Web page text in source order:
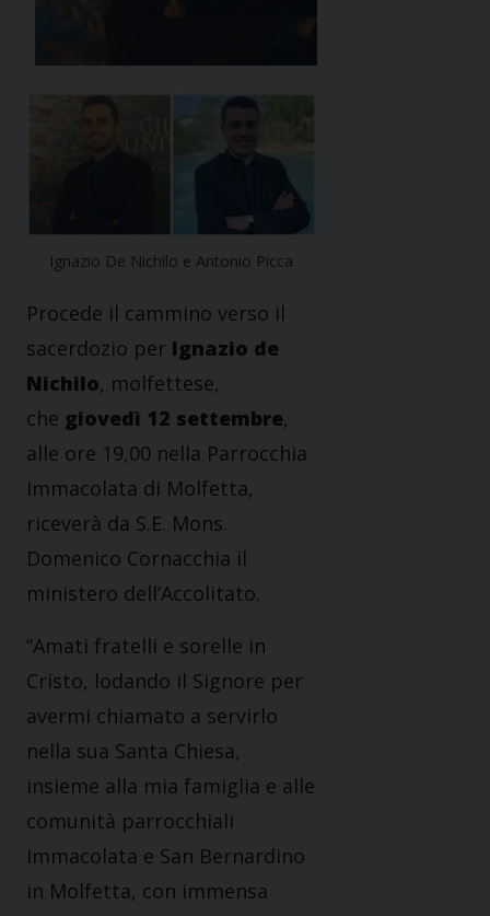
Ignazio De Nichilo e Antonio Picca
Procede il cammino verso il
sacerdozio per Ignazio de
Nichilo, molfettese,
che giovedì 12 settembre,
alle ore 19,00 nella Parrocchia
Immacolata di Molfetta,
riceverà da S.E. Mons.
Domenico Cornacchia il
ministero dell’Accolitato.
“Amati fratelli e sorelle in
Cristo, lodando il Signore per
avermi chiamato a servirlo
nella sua Santa Chiesa,
insieme alla mia famiglia e alle
comunità parrocchiali
Immacolata e San Bernardino
in Molfetta, con immensa